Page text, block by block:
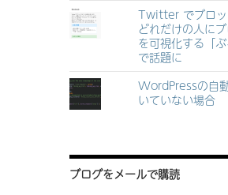
Twitter でブロッ
どれだけの人に
を可視化する「
で話題に
WordPressの自
いていない場合
ブログをメールで購読